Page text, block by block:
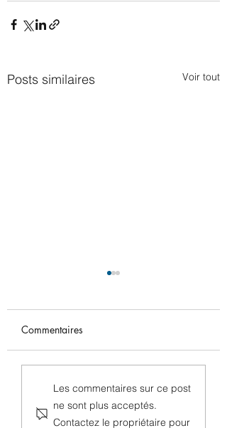
Posts similaires Voir tout
: le nouveau piège
connecté pour le suivi
Commentaires
Les commentaires sur ce post
ne sont plus acceptés.
Contactez le propriétaire pour